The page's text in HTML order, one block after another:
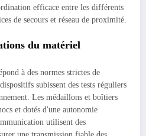
efficace entre les différents
de secours et réseau de proximité.
du matériel
à des normes strictes de
subissent des tests réguliers
Les médaillons et boîtiers
et dotés d'une autonomie
utilisent des